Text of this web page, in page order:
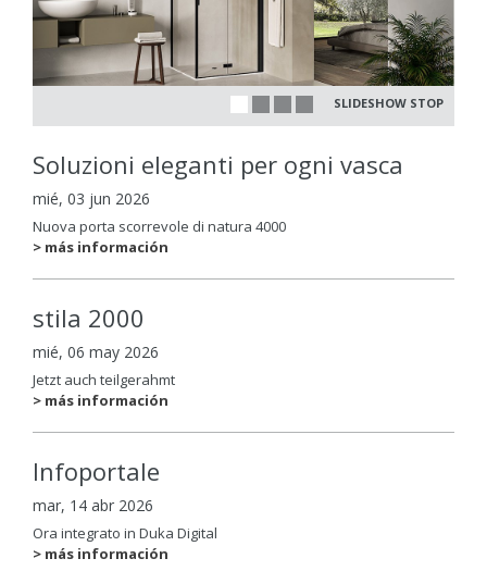
SLIDESHOW STOP
Soluzioni eleganti per ogni vasca
mié, 03 jun 2026
Nuova porta scorrevole di natura 4000
> más información
stila 2000
mié, 06 may 2026
Jetzt auch teilgerahmt
> más información
Infoportale
mar, 14 abr 2026
Ora integrato in Duka Digital
> más información